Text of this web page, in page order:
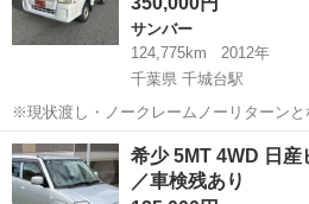
サンバー
124,775km
2012年
千葉県 千城台駅
※現状渡し・ノークレームノーリターンと
い。 車名： スバル サンバートラック グレード：TB 年式：H24 型
式：EBD-TT2 走行距離：124775㎞ 車検
千葉 千葉市 千城台駅 サンバー
希少 5MT 4WD 日
／車検残あり